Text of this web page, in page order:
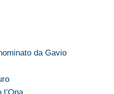
da Gavio